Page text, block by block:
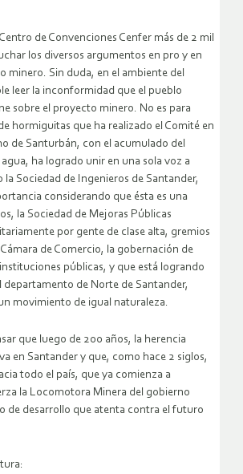
de Convenciones Cenfer más de 2 mil
los diversos argumentos en pro y en
minero. Sin duda, en el ambiente del
leer la inconformidad que el pueblo
sobre el proyecto minero. No es para
hormiguitas que ha realizado el Comité en
de Santurbán, con el acumulado del
ha logrado unir en una sola voz a
Sociedad de Ingenieros de Santander,
considerando que ésta es una
la Sociedad de Mejoras Públicas
por gente de clase alta, gremios
de Comercio, la gobernación de
públicas, y que está logrando
departamento de Norte de Santander,
movimiento de igual naturaleza.
que luego de 200 años, la herencia
en Santander y que, como hace 2 siglos,
todo el país, que ya comienza a
la Locomotora Minera del gobierno
de desarrollo que atenta contra el futuro